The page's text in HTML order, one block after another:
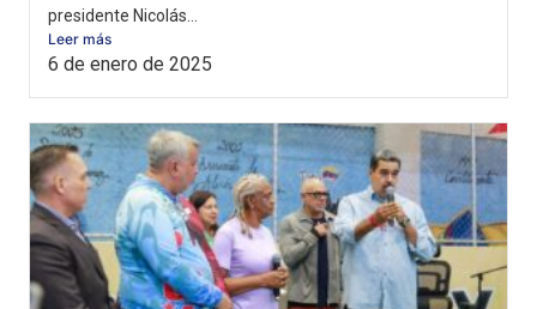
presidente Nicolás...
Leer más
6 de enero de 2025